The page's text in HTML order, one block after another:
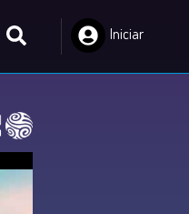
Iniciar